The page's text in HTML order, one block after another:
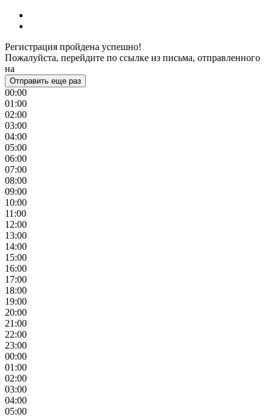
Регистрация пройдена успешно!
Пожалуйста, перейдите по ссылке из письма, отправленного
на
Отправить еще раз
00:00
01:00
02:00
03:00
04:00
05:00
06:00
07:00
08:00
09:00
10:00
11:00
12:00
13:00
14:00
15:00
16:00
17:00
18:00
19:00
20:00
21:00
22:00
23:00
00:00
01:00
02:00
03:00
04:00
05:00